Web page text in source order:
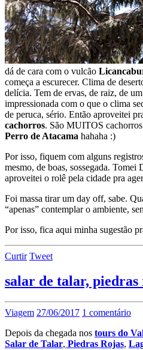
dá de cara com o vulcão
começa a escurecer. Clima de
delícia. Tem de ervas, de raiz, de
impressionada com o que o clima
de peruca, sério. Então aproveitei
cachorros. São MUITOS cachorros
Perro de Atacama hahaha :)
Por isso, fiquem com alguns
mesmo, de boas, sossegada.
aproveitei o rolê pela cidade pra
Foi massa tirar um day off, sabe.
“apenas” contemplar o ambiente,
Por isso, fica aqui minha sugestão
Curtir Tweet
salar de talar, piedras
Viagem 27/06/2017 1 comentário
Depois da chegada nos tours do
Salar de Talar, Piedras Rojas,